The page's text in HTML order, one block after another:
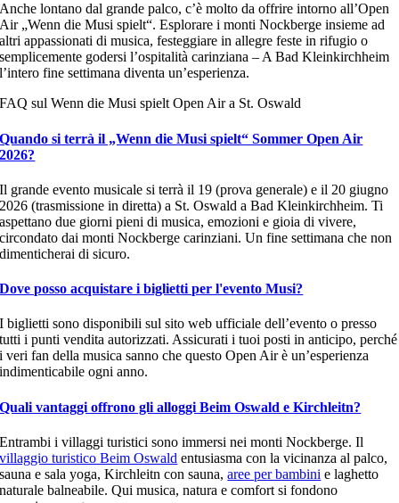
Anche lontano dal grande palco, c’è molto da offrire intorno all’Open
Air „Wenn die Musi spielt“. Esplorare i monti Nockberge insieme ad
altri appassionati di musica, festeggiare in allegre feste in rifugio o
semplicemente godersi l’ospitalità carinziana – A Bad Kleinkirchheim
l’intero fine settimana diventa un’esperienza.
FAQ sul Wenn die Musi spielt Open Air a St. Oswald
Quando si terrà il „Wenn die Musi spielt“ Sommer Open Air
2026?
Il grande evento musicale si terrà il 19 (prova generale) e il 20 giugno
2026 (trasmissione in diretta) a St. Oswald a Bad Kleinkirchheim. Ti
aspettano due giorni pieni di musica, emozioni e gioia di vivere,
circondato dai monti Nockberge carinziani. Un fine settimana che non
dimenticherai di sicuro.
Dove posso acquistare i biglietti per l'evento Musi?
I biglietti sono disponibili sul sito web ufficiale dell’evento o presso
tutti i punti vendita autorizzati. Assicurati i tuoi posti in anticipo, perché
i veri fan della musica sanno che questo Open Air è un’esperienza
indimenticabile ogni anno.
Quali vantaggi offrono gli alloggi Beim Oswald e Kirchleitn?
Entrambi i villaggi turistici sono immersi nei monti Nockberge. Il
villaggio turistico Beim Oswald entusiasma con la vicinanza al palco,
sauna e sala yoga, Kirchleitn con sauna,aree per bambini e laghetto
naturale balneabile. Qui musica, natura e comfort si fondono